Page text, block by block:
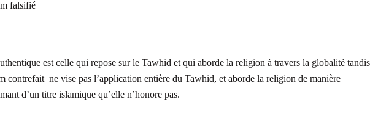
falsifié
est celle qui repose sur le Tawhid et qui aborde la religion à travers la globalité tandis
contrefait ne vise pas l’application entière du Tawhid, et aborde la religion de manière
d’un titre islamique qu’elle n’honore pas.